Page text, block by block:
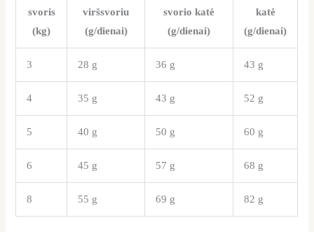
svoris
(kg)
viršsvoriu
(g/dienai)
svorio katė
(g/dienai)
katė
(g/dienai)
3 28 g 36 g 43 g
4 35 g 43 g 52 g
5 40 g 50 g 60 g
6 45 g 57 g 68 g
8 55 g 69 g 82 g